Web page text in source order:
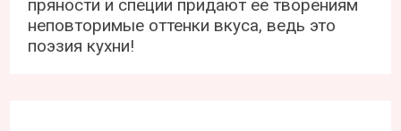
пряности и специи придают ее творениям
неповторимые оттенки вкуса, ведь это
поэзия кухни!